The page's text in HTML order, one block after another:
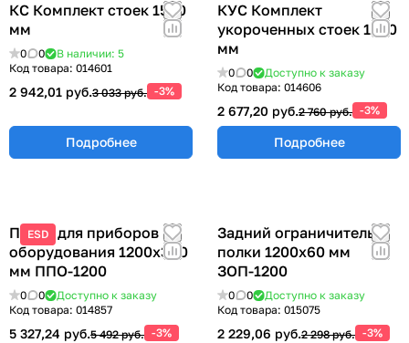
КС Комплект стоек 1500
мм
0 0
В наличии: 5
Код товара: 014601
2 942,01 руб.3 033 руб. -3%
Подробнее
КУС Комплект
укороченных стоек 1200
мм
0 0
Доступно к заказу
Код товара: 014606
2 677,20 руб.2 760 руб. -3%
Подробнее
ESD
Полка для приборов и
оборудования 1200х300
мм ППО-1200
0 0
Доступно к заказу
Код товара: 014857
5 327,24 руб.5 492 руб. -3%
Задний ограничитель
полки 1200х60 мм
ЗОП-1200
0 0
Доступно к заказу
Код товара: 015075
2 229,06 руб.2 298 руб. -3%